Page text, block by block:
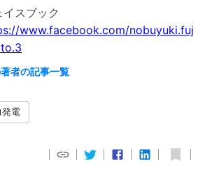
www.facebook.com/nobuyuki.fuj
者の記事一覧
発電